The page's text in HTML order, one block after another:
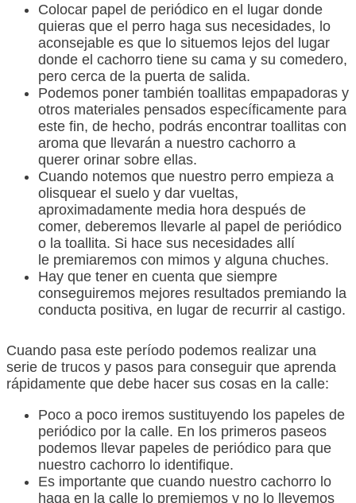
Colocar papel de periódico en el lugar donde
quieras que el perro haga sus necesidades, lo
aconsejable es que lo situemos lejos del lugar
donde el cachorro tiene su cama y su comedero,
pero cerca de la puerta de salida.
Podemos poner también toallitas empapadoras y
otros materiales pensados específicamente para
este fin, de hecho, podrás encontrar toallitas con
aroma que llevarán a nuestro cachorro a
querer orinar sobre ellas.
Cuando notemos que nuestro perro empieza a
olisquear el suelo y dar vueltas,
aproximadamente media hora después de
comer, deberemos llevarle al papel de periódico
o la toallita. Si hace sus necesidades allí
le premiaremos con mimos y alguna chuches.
Hay que tener en cuenta que siempre
conseguiremos mejores resultados premiando la
conducta positiva, en lugar de recurrir al castigo.
Cuando pasa este período podemos realizar una
serie de trucos y pasos para conseguir que aprenda
rápidamente que debe hacer sus cosas en la calle:
Poco a poco iremos sustituyendo los papeles de
periódico por la calle. En los primeros paseos
podemos llevar papeles de periódico para que
nuestro cachorro lo identifique.
Es importante que cuando nuestro cachorro lo
haga en la calle lo premiemos y no lo llevemos